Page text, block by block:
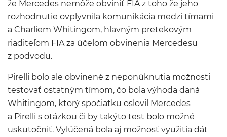
že Mercedes nemôže obviniť FIA z toho že jeho
rozhodnutie ovplyvnila komunikácia medzi tímami
a Charliem Whitingom, hlavným pretekovým
riaditeľom FIA za účelom obvinenia Mercedesu
z podvodu.
Pirelli bolo ale obvinené z neponúknutia možnosti
testovať ostatným tímom, čo bola výhoda daná
Whitingom, ktorý spočiatku oslovil Mercedes
a Pirelli s otázkou či by takýto test bolo možné
uskutočniť. Vylúčená bola aj možnosť využitia dát